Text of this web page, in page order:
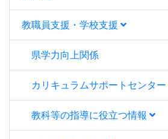
教職員支援・学校支援
県学力向上関係
カリキュラムサポートセンター
教科等の指導に役立つ情報